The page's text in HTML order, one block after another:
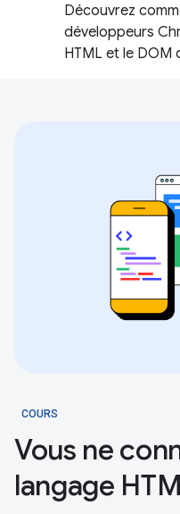
Découvrez
développeurs
HTML et le DOM
COURS
Vous ne
langage